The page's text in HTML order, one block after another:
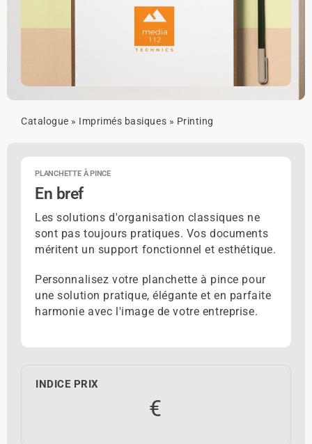
Catalogue » Imprimés basiques » Printing
PLANCHETTE À PINCE
En bref
Les solutions d'organisation classiques ne
sont pas toujours pratiques. Vos documents
méritent un support fonctionnel et esthétique.
Personnalisez votre planchette à pince pour
une solution pratique, élégante et en parfaite
harmonie avec l'image de votre entreprise.
INDICE PRIX
€